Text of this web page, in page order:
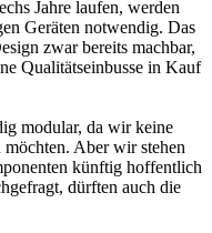
Jahre laufen, werden
Geräten notwendig. Das
zwar bereits machbar,
Qualitätseinbusse in Kauf
modular, da wir keine
Aber wir stehen
künftig hoffentlich
dürften auch die